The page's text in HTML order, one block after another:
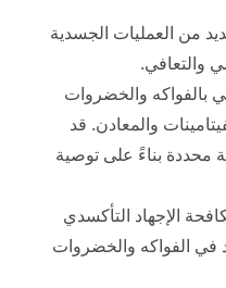
من العمليات الجسدية
والتعافي.
بالفواكه والخضروات
والمعادن. قد
محددة بناءً على توصية
الإجهاد التأكسدي
في الفواكه والخضروات